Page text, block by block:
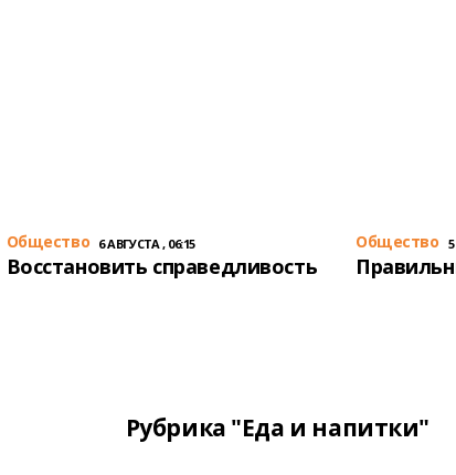
Общество 6 АВГУСТА , 06:15
Восстановить справедливость
Общество
Рубрика "Еда и напитки"